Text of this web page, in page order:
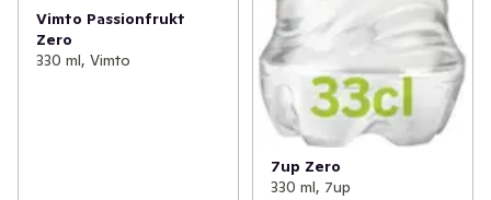
Vimto Passionfrukt
Zero
330 ml, Vimto
7up Zero
330 ml, 7up